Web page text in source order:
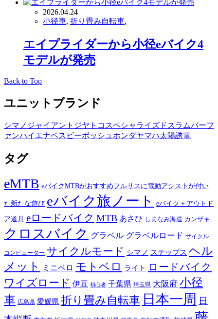
2026.04.24
小径車, 折り畳み自転車,
エイプライダーから小径eバイク4
モデルが発売
Back to Top
ユニットブランド
シマノ ジャイアント ジヤトコ スペシャライズド スラムバーフ
ァンハイエナベスビーボッシュ ホンダヤマハ太陽誘電
タグ
eMTB eバイクMTBがおすすめフルサスに電動アシストが付い
た新たな遊び eバイク旅ノート
eバイク＋アウトド
ア道具 eロードバイク MTB あさひ しまなみ海道 カンザキ
クロスバイク グラベル グラベルロード サイクル
コンピューター サイクルモード シマノ ステップス ヘル
メット
ミニベロ モトベロ ライト
ロードバイク
ワイズロード 伊豆 初心者 千葉県 埼玉県 大阪府 小径
車 広島県 愛媛県 折り畳み自転車 日本一周 日